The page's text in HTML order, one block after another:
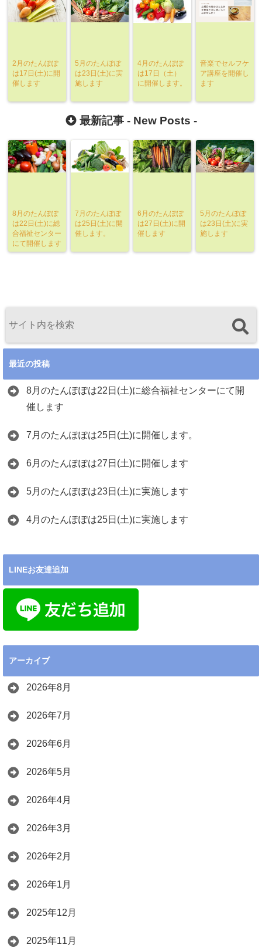
2月のたんぽぽ
は17日(土)に開
催します
5月のたんぽぽ
は23日(土)に実
施します
4月のたんぽぽ
は17日（土）
に開催します。
音楽でセルフケ
ア講座を開催し
ます
最新記事 - New Posts -
8月のたんぽぽ
は22日(土)に総
合福祉センター
にて開催します
7月のたんぽぽ
は25日(土)に開
催します。
6月のたんぽぽ
は27日(土)に開
催します
5月のたんぽぽ
は23日(土)に実
施します
最近の投稿
8月のたんぽぽは22日(土)に総合福祉センターにて開
催します
7月のたんぽぽは25日(土)に開催します。
6月のたんぽぽは27日(土)に開催します
5月のたんぽぽは23日(土)に実施します
4月のたんぽぽは25日(土)に実施します
LINEお友達追加
アーカイブ
2026年8月
2026年7月
2026年6月
2026年5月
2026年4月
2026年3月
2026年2月
2026年1月
2025年12月
2025年11月